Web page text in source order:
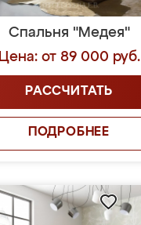
Спальня "Медея"
Цена: от 89 000 руб.
РАССЧИТАТЬ
ПОДРОБНЕЕ